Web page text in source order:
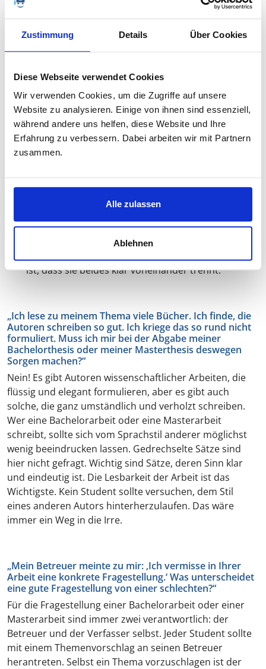
Zustimmung Details Über Cookies
Diese Webseite verwendet Cookies
Wir verwenden Cookies, um die Zugriffe auf unsere
Website zu analysieren. Einige von ihnen sind essenziell,
während andere uns helfen, diese Website und Ihre
Erfahrung zu verbessern. Dabei arbeiten wir mit Partnern
zusammen.
Alle zulassen
Ablehnen
Erkenntnisse unternimmt, und sie präsentiert diese
Wissenschaftliches Arbeiten muss seine
Informationsquellen genau benennen. Dazu gehört
auch die Berufung auf andere Wissenschaftler.
der Umgangssprache bedienen, um verständlich zu
sein; aber sie dürfen nicht darauf verzichten, die
wesentlichen Begriffe, mit denen sie
argumentieren, genau zu definieren.
Die Ergebnisse wissenschaftlicher Untersuchungen
hinausweisen. Jede wissenschaftliche Arbeit sollte
den Forschungsstand beschreiben und zeigen, wie
weiterführt.
Eine wissenschaftliche Arbeit macht Sachaussagen.
Aber sie darf diese auch bewerten. Voraussetzung
ist, dass sie beides klar voneinander trennt.
„Ich lese zu meinem Thema viele Bücher. Ich finde, die
Autoren schreiben so gut. Ich kriege das so rund nicht
formuliert. Muss ich mir bei der Abgabe meiner
Bachelorthesis oder meiner Masterthesis deswegen
Sorgen machen?“
Nein! Es gibt Autoren wissenschaftlicher Arbeiten, die
flüssig und elegant formulieren, aber es gibt auch
solche, die ganz umständlich und verholzt schreiben.
Wer eine Bachelorarbeit oder eine Masterarbeit
schreibt, sollte sich vom Sprachstil anderer möglichst
wenig beeindrucken lassen. Gedrechselte Sätze sind
hier nicht gefragt. Wichtig sind Sätze, deren Sinn klar
und eindeutig ist. Die Lesbarkeit der Arbeit ist das
Wichtigste. Kein Student sollte versuchen, dem Stil
eines anderen Autors hinterherzulaufen. Das wäre
immer ein Weg in die Irre.
„Mein Betreuer meinte zu mir: ‚Ich vermisse in Ihrer
Arbeit eine konkrete Fragestellung.‘ Was unterscheidet
eine gute Fragestellung von einer schlechten?“
Für die Fragestellung einer Bachelorarbeit oder einer
Masterarbeit sind immer zwei verantwortlich: der
Betreuer und der Verfasser selbst. Jeder Student sollte
mit einem Themenvorschlag an seinen Betreuer
herantreten. Selbst ein Thema vorzuschlagen ist der